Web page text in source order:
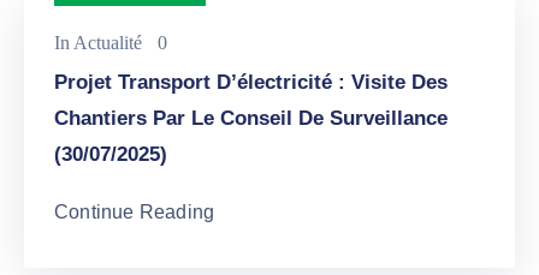
In Actualité 0
Projet Transport D’électricité : Visite Des
Chantiers Par Le Conseil De Surveillance
(30/07/2025)
Continue Reading